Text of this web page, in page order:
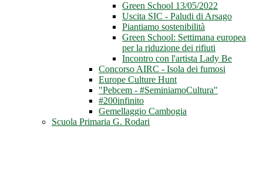
Green School 13/05/2022
Uscita SIC - Paludi di Arsago
Piantiamo sostenibilità
Green School: Settimana europea
per la riduzione dei rifiuti
Incontro con l'artista Lady Be
Concorso AIRC - Isola dei fumosi
Europe Culture Hunt
"Pebcem - #SeminiamoCultura"
#200infinito
Gemellaggio Cambogia
Scuola Primaria G. Rodari